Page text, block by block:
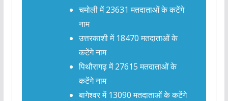
चमोली में 23631 मतदाताओं के कटेंगे
नाम
उत्तरकाशी में 18470 मतदाताओं के
कटेंगे नाम
पिथौरागढ़ में 27615 मतदाताओं के
कटेंगे नाम
बागेश्वर में 13090 मतदाताओं के कटेंगे